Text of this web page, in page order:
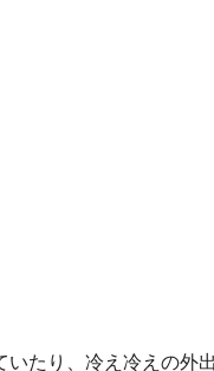
たり、冷え冷えの外